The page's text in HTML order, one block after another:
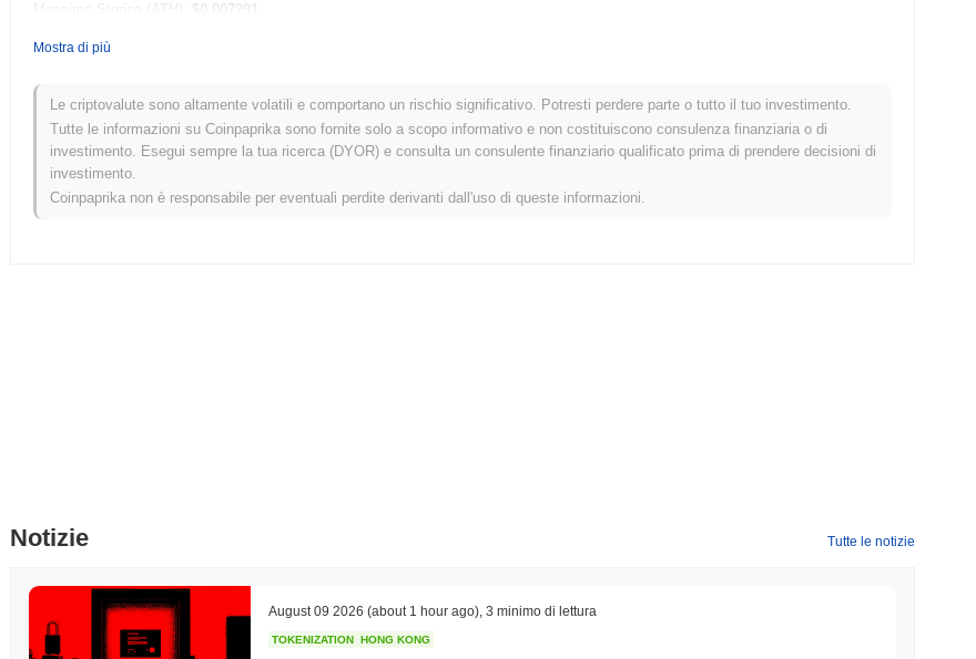
Massimo Storico (ATH):
$0.007291
Come si sta comportando Fableborne rispetto al mercato crypto più ampio?
Negli ultimi 7 giorni, Fableborne ha guadagnato0.00% , sottoperformando il mercato crypto complessivo che ha registrato un
guadagno del0.00%
Mostra di più
Le criptovalute sono altamente volatili e comportano un rischio significativo. Potresti perdere parte o tutto il tuo investimento.
Tutte le informazioni su Coinpaprika sono fornite solo a scopo informativo e non costituiscono consulenza finanziaria o di
investimento. Esegui sempre la tua ricerca (DYOR) e consulta un consulente finanziario qualificato prima di prendere decisioni di
investimento.
Coinpaprika non è responsabile per eventuali perdite derivanti dall'uso di queste informazioni.
Notizie Tutte le notizie
August 09 2026 (about 1 hour ago) 3 minimo di lettura
TOKENIZATION HONG KONG